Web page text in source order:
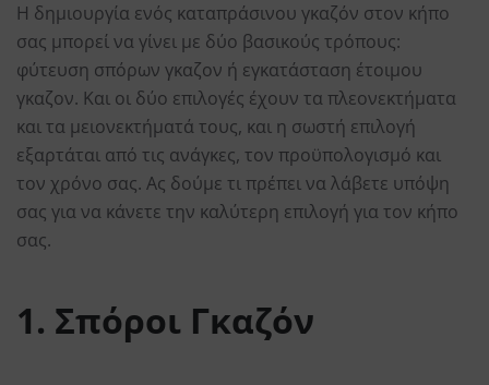
Η δημιουργία ενός καταπράσινου γκαζόν στον κήπο
σας μπορεί να γίνει με δύο βασικούς τρόπους:
φύτευση σπόρων γκαζον ή εγκατάσταση έτοιμου
γκαζον. Και οι δύο επιλογές έχουν τα πλεονεκτήματα
και τα μειονεκτήματά τους, και η σωστή επιλογή
εξαρτάται από τις ανάγκες, τον προϋπολογισμό και
τον χρόνο σας. Ας δούμε τι πρέπει να λάβετε υπόψη
σας για να κάνετε την καλύτερη επιλογή για τον κήπο
σας.
1. Σπόροι Γκαζόν